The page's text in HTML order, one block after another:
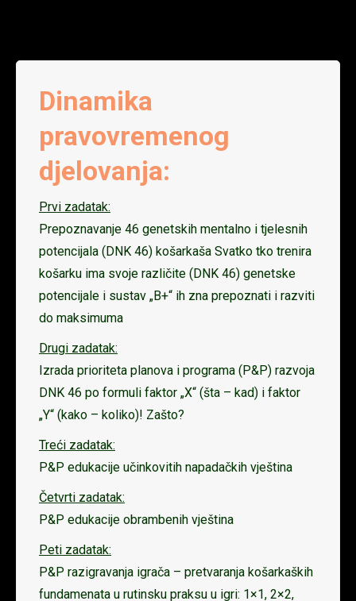
Dinamika
pravovremenog
djelovanja:
Prvi zadatak:
Prepoznavanje 46 genetskih mentalno i tjelesnih
potencijala (DNK 46) košarkaša Svatko tko trenira
košarku ima svoje različite (DNK 46) genetske
potencijale i sustav „B+“ ih zna prepoznati i razviti
do maksimuma
Drugi zadatak:
Izrada prioriteta planova i programa (P&P) razvoja
DNK 46 po formuli faktor „X“ (šta – kad) i faktor
„Y“ (kako – koliko)! Zašto?
Treći zadatak:
P&P edukacije učinkovitih napadačkih vještina
Četvrti zadatak:
P&P edukacije obrambenih vještina
Peti zadatak:
P&P razigravanja igrača – pretvaranja košarkaških
fundamenata u rutinsku praksu u igri: 1×1, 2×2,